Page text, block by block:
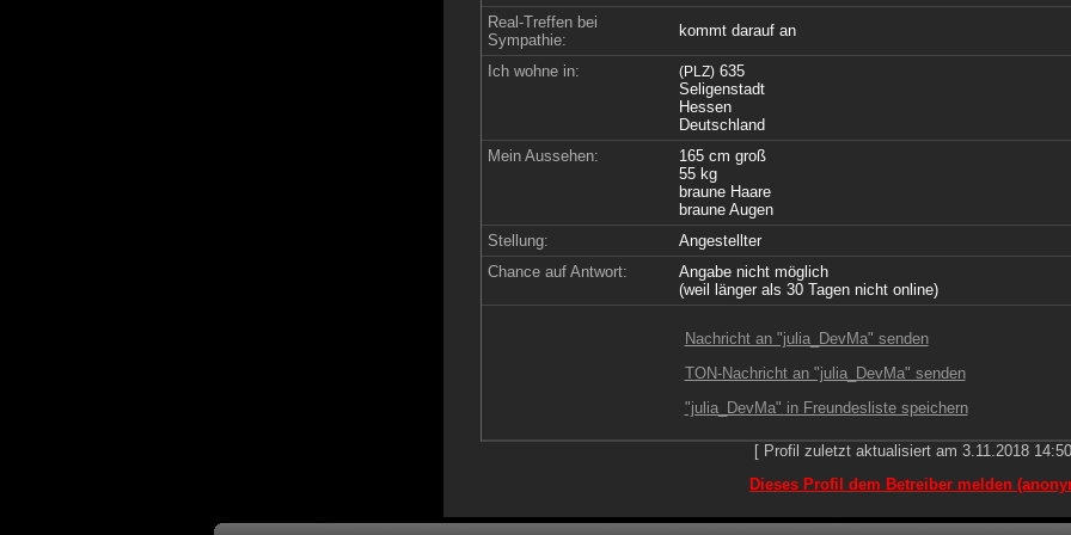
Real-Treffen bei
Sympathie:
kommt darauf an
Ich wohne in: (PLZ) 635
Seligenstadt
Hessen
Deutschland
Mein Aussehen:
165 cm groß
55 kg
braune Haare
braune Augen
Stellung:
Angestellter
Chance auf Antwort:
Angabe nicht möglich
(weil länger als 30 Tagen nicht online)
Nachricht an "julia_DevMa" senden
TON-Nachricht an "julia_DevMa" senden
"julia_DevMa" in Freundesliste speichern
[ Profil zuletzt aktualisiert am 3.11.2018
Dieses Profil dem Betreiber melden